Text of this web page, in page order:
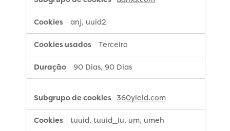
anj, uuid2
Terceiro
90 Dias, 90 Dias
360yield.com
tuuid, tuuid_lu, um, umeh